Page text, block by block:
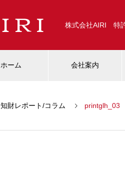
株式会社AIRI 特
ホーム 会社案内
知財レポート/コラム printglh_03